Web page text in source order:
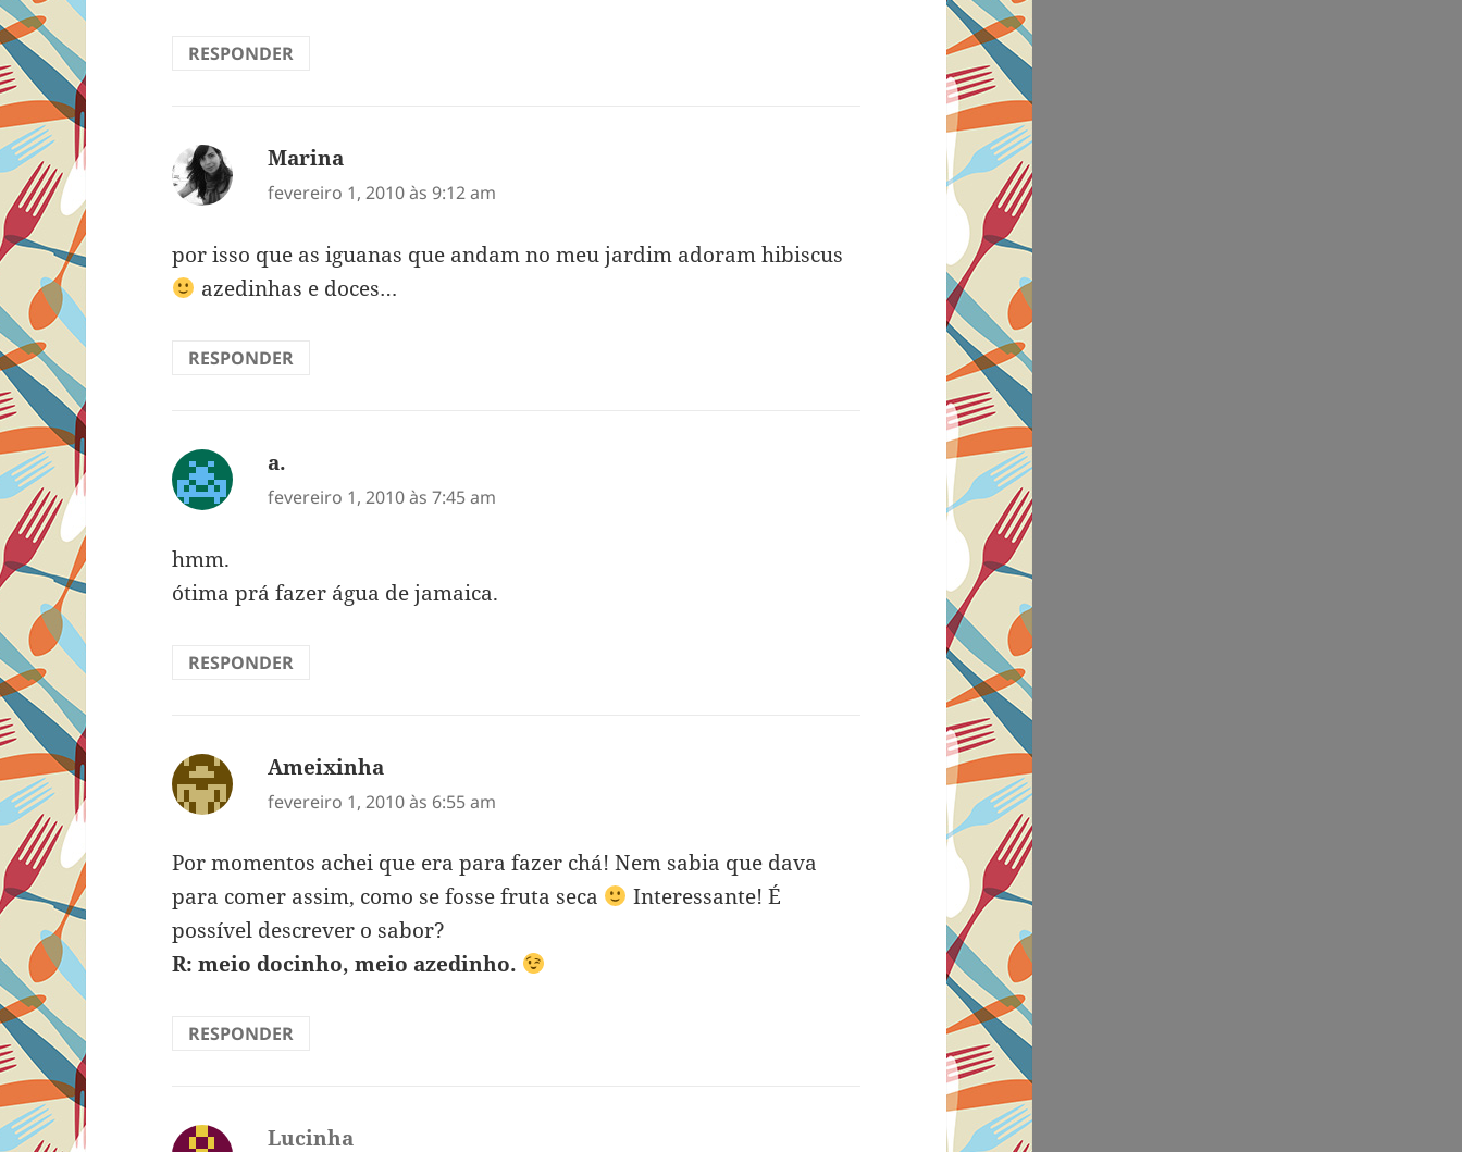
RESPONDER
Marina
fevereiro 1, 2010 às 9:12 am
por isso que as iguanas que andam no meu jardim adoram hibiscus
azedinhas e doces…
RESPONDER
a.
fevereiro 1, 2010 às 7:45 am
hmm.
ótima prá fazer água de jamaica.
RESPONDER
Ameixinha
fevereiro 1, 2010 às 6:55 am
Por momentos achei que era para fazer chá! Nem sabia que dava
para comer assim, como se fosse fruta seca
Interessante! É
possível descrever o sabor?
R: meio docinho, meio azedinho.
RESPONDER
Lucinha